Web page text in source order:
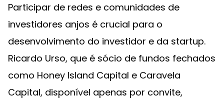
Participar de redes e comunidades de
investidores anjos é crucial para o
desenvolvimento do investidor e da startup.
Ricardo Urso, que é sócio de fundos fechados
como Honey Island Capital e Caravela
Capital, disponível apenas por convite,